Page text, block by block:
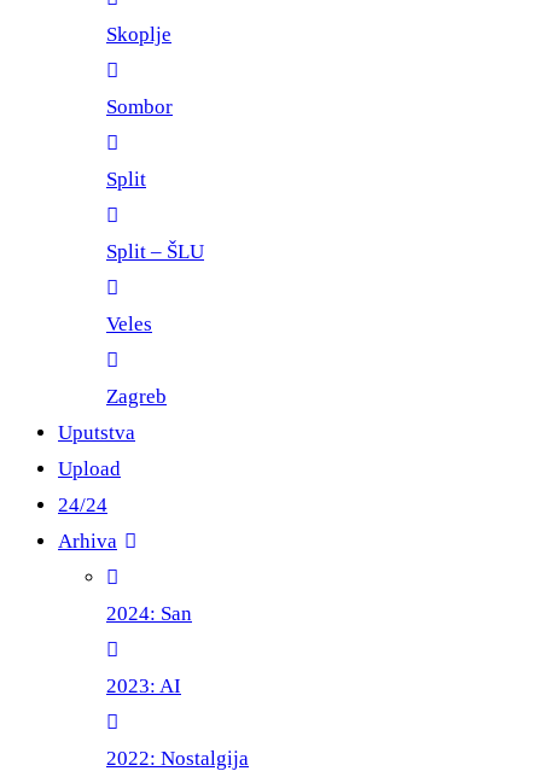
Skoplje
Sombor
Split
Split – ŠLU
Veles
Zagreb
Uputstva
Upload
24/24
Arhiva
2024: San
2023: AI
2022: Nostalgija